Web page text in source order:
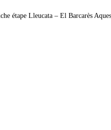
étape Lleucata – El Barcarès